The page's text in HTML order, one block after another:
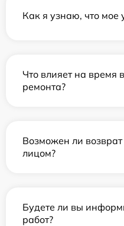
Как я узнаю, что мое
Что влияет на время
ремонта?
Возможен ли возврат
лицом?
Будете ли вы
работ?